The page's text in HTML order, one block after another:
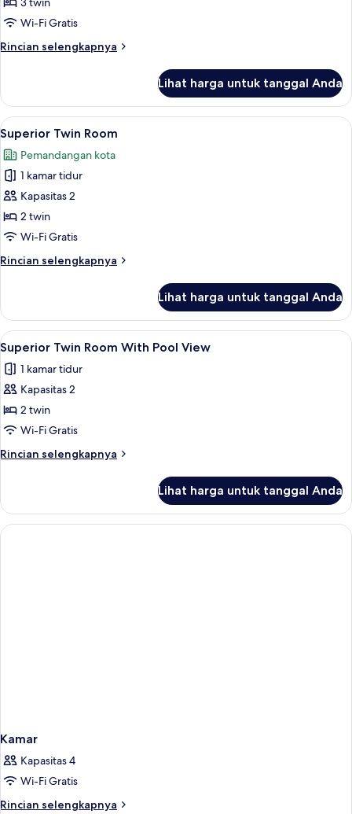
Wi-Fi Gratis
Rincian selengkapnya
Rincian
Deluxe
Triple
room
Lihat harga untuk tanggal Anda
Lihat
semua
foto
untuk
Superior
Twin
Room
Superior Twin Room | Pemandangan
10
Superior Twin Room
Pemandangan kota
1 kamar tidur
Kapasitas 2
2 twin
Wi-Fi Gratis
Rincian selengkapnya
Rincian
Superior
Twin
Room
Lihat harga untuk tanggal Anda
Lihat
semua
foto
untuk
Superior
Twin
Room
With
View
Superior Twin Room With Pool View
10
Superior Twin Room With Pool View
1 kamar tidur
Kapasitas 2
2 twin
Wi-Fi Gratis
Rincian selengkapnya
Rincian
Superior
Twin
Room
Lihat harga untuk tanggal Anda
Kamar
Kapasitas 4
Wi-Fi Gratis
Rincian selengkapnya
Rincian